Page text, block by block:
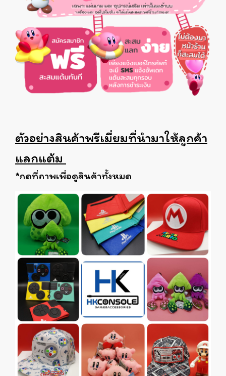
ตัวอย่างสินค้าพรีเมี่ยมที่นำมาให้ลูกค้า
แลกแต้ม
*กดที่ภาพเพื่อดูสินค้าทั้งหมด